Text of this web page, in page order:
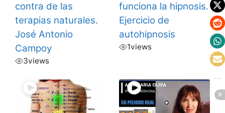
contra de las
terapias naturales.
José Antonio
Campoy
3views
funciona la hipnosis.
Ejercicio de
autohipnosis
1views